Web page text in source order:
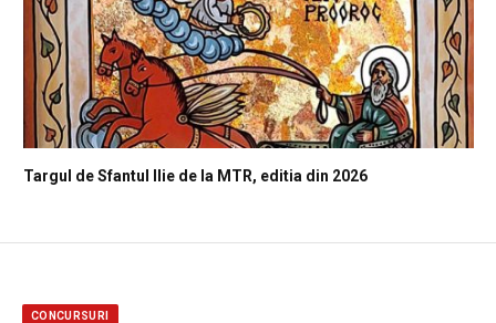
Targul de Sfantul Ilie de la MTR, editia din 2026
CONCURSURI